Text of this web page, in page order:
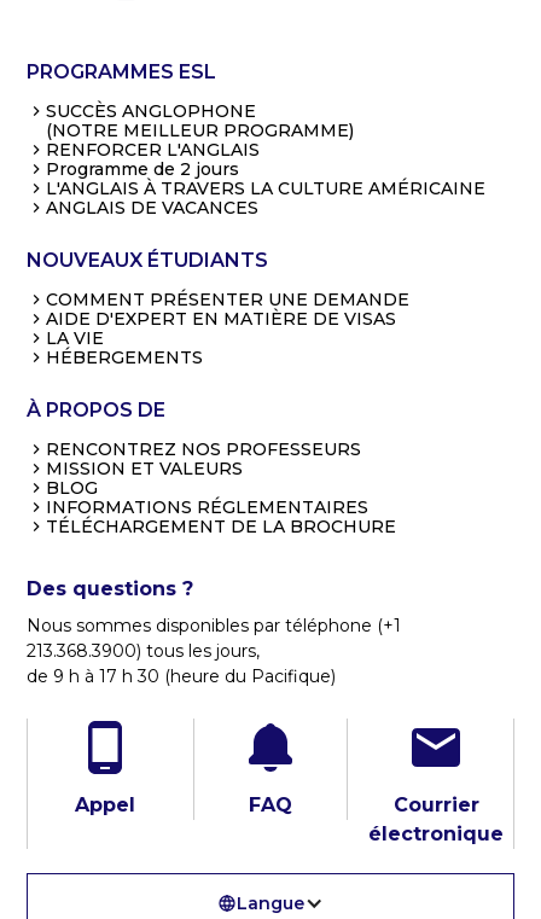
PROGRAMMES ESL
SUCCÈS ANGLOPHONE
(NOTRE MEILLEUR PROGRAMME)
RENFORCER L'ANGLAIS
Programme de 2 jours
L'ANGLAIS À TRAVERS LA CULTURE AMÉRICAINE
ANGLAIS DE VACANCES
NOUVEAUX ÉTUDIANTS
COMMENT PRÉSENTER UNE DEMANDE
AIDE D'EXPERT EN MATIÈRE DE VISAS
LA VIE
HÉBERGEMENTS
À PROPOS DE
RENCONTREZ NOS PROFESSEURS
MISSION ET VALEURS
BLOG
INFORMATIONS RÉGLEMENTAIRES
TÉLÉCHARGEMENT DE LA BROCHURE
Des questions ?
Nous sommes disponibles par téléphone (+1
213.368.3900) tous les jours,
de 9 h à 17 h 30 (heure du Pacifique)
Appel FAQ
Courrier
électronique
Langue